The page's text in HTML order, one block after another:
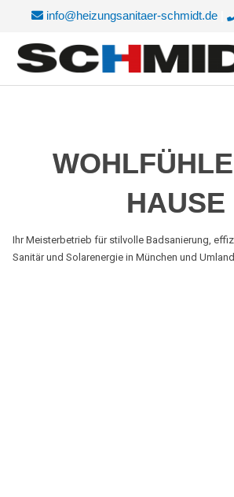
info@heizungsanitaer-schmidt.de|
springen
HAUSE
Ihr Meisterbetrieb für stilvolle Badsanierung,
Sanitär und Solarenergie in München und